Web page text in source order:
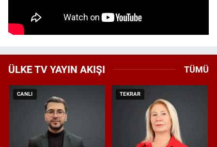
ÜLKE TV YAYIN AKIŞI TÜMÜ
CANLI TEKRAR